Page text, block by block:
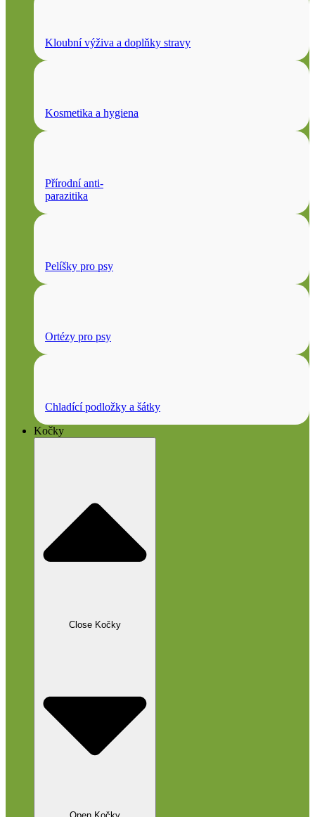
Kloubní výživa a doplňky stravy
Kosmetika a hygiena
Přírodní anti-
parazitika
Pelíšky pro psy
Ortézy pro psy
Chladící podložky a šátky
Kočky
Close Kočky